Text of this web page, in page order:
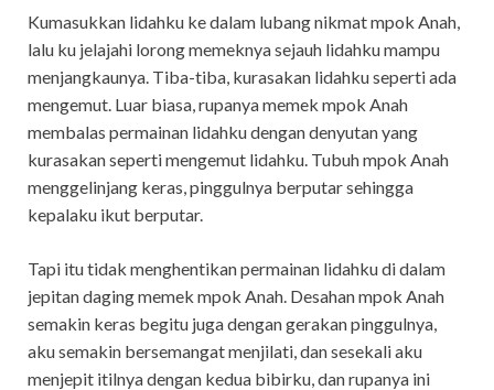
Kumasukkan lidahku ke dalam lubang nikmat mpok Anah,
lalu ku jelajahi lorong memeknya sejauh lidahku mampu
menjangkaunya. Tiba-tiba, kurasakan lidahku seperti ada
mengemut. Luar biasa, rupanya memek mpok Anah
membalas permainan lidahku dengan denyutan yang
kurasakan seperti mengemut lidahku. Tubuh mpok Anah
menggelinjang keras, pinggulnya berputar sehingga
kepalaku ikut berputar.
Tapi itu tidak menghentikan permainan lidahku di dalam
jepitan daging memek mpok Anah. Desahan mpok Anah
semakin keras begitu juga dengan gerakan pinggulnya,
aku semakin bersemangat menjilati, dan sesekali aku
menjepit itilnya dengan kedua bibirku, dan rupanya ini